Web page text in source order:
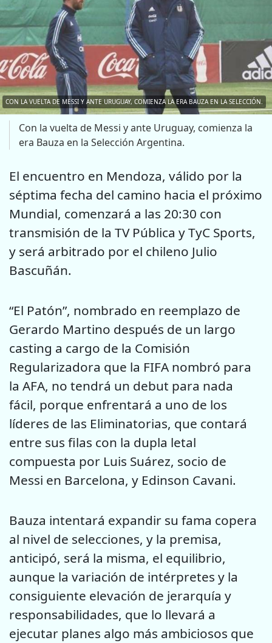
CON LA VUELTA DE MESSI Y ANTE URUGUAY, COMIENZA LA ERA BAUZA EN LA SELECCIÓN.
Con la vuelta de Messi y ante Uruguay, comienza la
era Bauza en la Selección Argentina.
El encuentro en Mendoza, válido por la
séptima fecha del camino hacia el próximo
Mundial, comenzará a las 20:30 con
transmisión de la TV Pública y TyC Sports,
y será arbitrado por el chileno Julio
Bascuñán.
“El Patón”, nombrado en reemplazo de
Gerardo Martino después de un largo
casting a cargo de la Comisión
Regularizadora que la FIFA nombró para
la AFA, no tendrá un debut para nada
fácil, porque enfrentará a uno de los
líderes de las Eliminatorias, que contará
entre sus filas con la dupla letal
compuesta por Luis Suárez, socio de
Messi en Barcelona, y Edinson Cavani.
Bauza intentará expandir su fama copera
al nivel de selecciones, y la premisa,
anticipó, será la misma, el equilibrio,
aunque la variación de intérpretes y la
consiguiente elevación de jerarquía y
responsabilidades, que lo llevará a
ejecutar planes algo más ambiciosos que